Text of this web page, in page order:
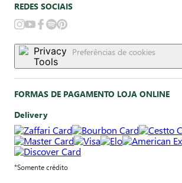
REDES SOCIAIS
Preferências de cookies
FORMAS DE PAGAMENTO LOJA ONLINE
Delivery
*Somente crédito